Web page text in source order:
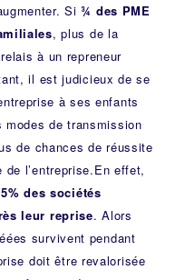
Si ¾ des PME
, plus de la
à un repreneur
il est judicieux de se
à ses enfants
modes de transmission
de chances de réussite
l’entreprise.En effet,
des sociétés
leur reprise. Alors
survivent pendant
doit être revalorisée